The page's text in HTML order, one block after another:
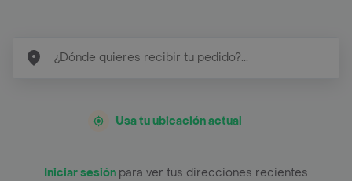
Usa tu ubicación actual
Iniciar sesión para ver tus direcciones recientes